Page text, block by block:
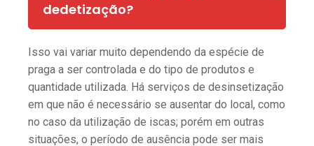
dedetização?
Isso vai variar muito dependendo da espécie de
praga a ser controlada e do tipo de produtos e
quantidade utilizada. Há serviços de desinsetização
em que não é necessário se ausentar do local, como
no caso da utilização de iscas; porém em outras
situações, o período de ausência pode ser mais